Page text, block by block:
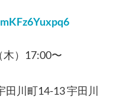
）17:00〜
田川町14-13 宇田川